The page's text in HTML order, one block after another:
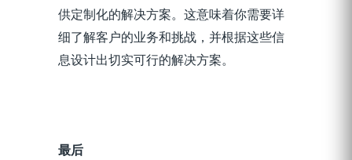
供定制化的解决方案。这意味着你需要详
细了解客户的业务和挑战，并根据这些信
息设计出切实可行的解决方案。
最后